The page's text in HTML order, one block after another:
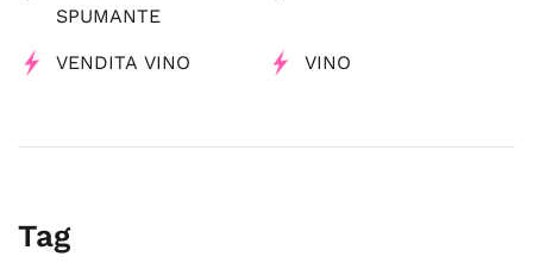
SPUMANTE
VENDITA VINO VINO
Tag